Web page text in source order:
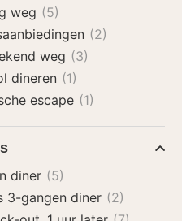
weg (5)
(2)
weg (3)
dineren (1)
escape (1)
diner (5)
3-gangen diner (2)